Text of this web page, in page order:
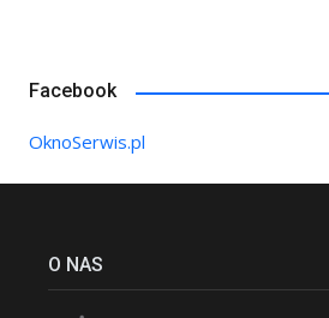
Facebook
OknoSerwis.pl
O NAS